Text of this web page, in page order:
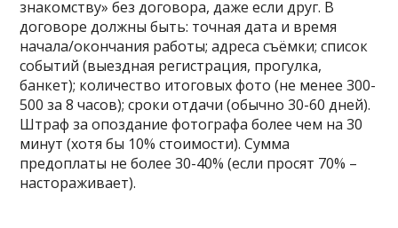
знакомству» без договора, даже если друг. В
договоре должны быть: точная дата и время
начала/окончания работы; адреса съёмки; список
событий (выездная регистрация, прогулка,
банкет); количество итоговых фото (не менее 300-
500 за 8 часов); сроки отдачи (обычно 30-60 дней).
Штраф за опоздание фотографа более чем на 30
минут (хотя бы 10% стоимости). Сумма
предоплаты не более 30-40% (если просят 70% –
настораживает).